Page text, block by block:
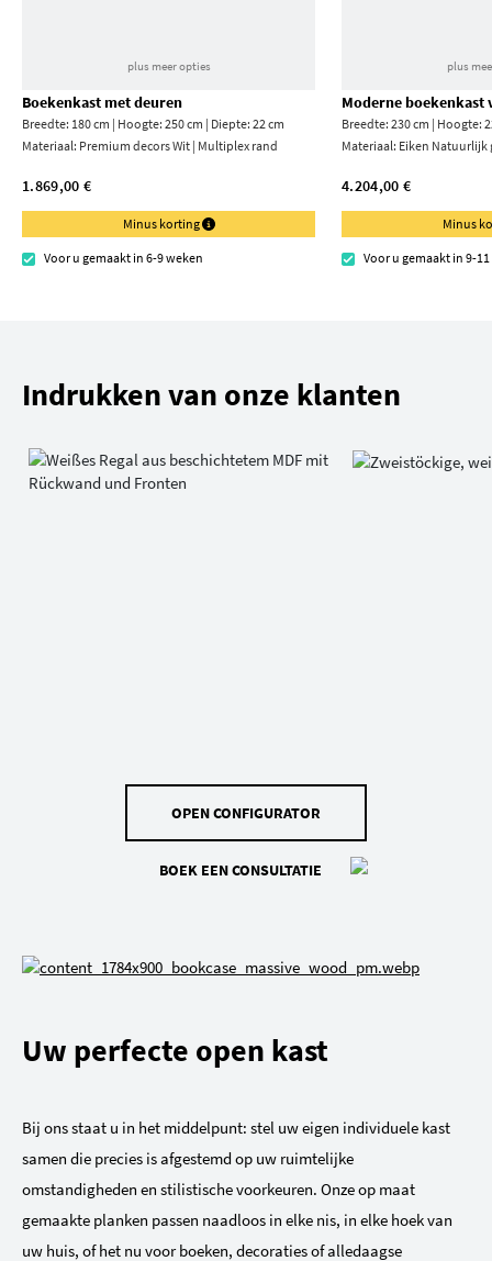
plus meer opties
Boekenkast met deuren
Breedte: 180 cm | Hoogte: 250 cm | Diepte: 22 cm
Materiaal: Premium decors Wit | Multiplex rand
1.869,00 €
Minus korting
Voor u gemaakt in 6-9 weken
plus
Moderne boekenkast
Breedte: 230 cm | Hoogte:
Materiaal: Eiken Natuurlijk
4.204,00 €
Minus
Voor u gemaakt in 9-
Indrukken van onze klanten
OPEN CONFIGURATOR
BOEK EEN CONSULTATIE
Uw perfecte open kast
Bij ons staat u in het middelpunt: stel uw eigen individuele kast
samen die precies is afgestemd op uw ruimtelijke
omstandigheden en stilistische voorkeuren. Onze op maat
gemaakte planken passen naadloos in elke nis, in elke hoek van
uw huis, of het nu voor boeken, decoraties of alledaagse